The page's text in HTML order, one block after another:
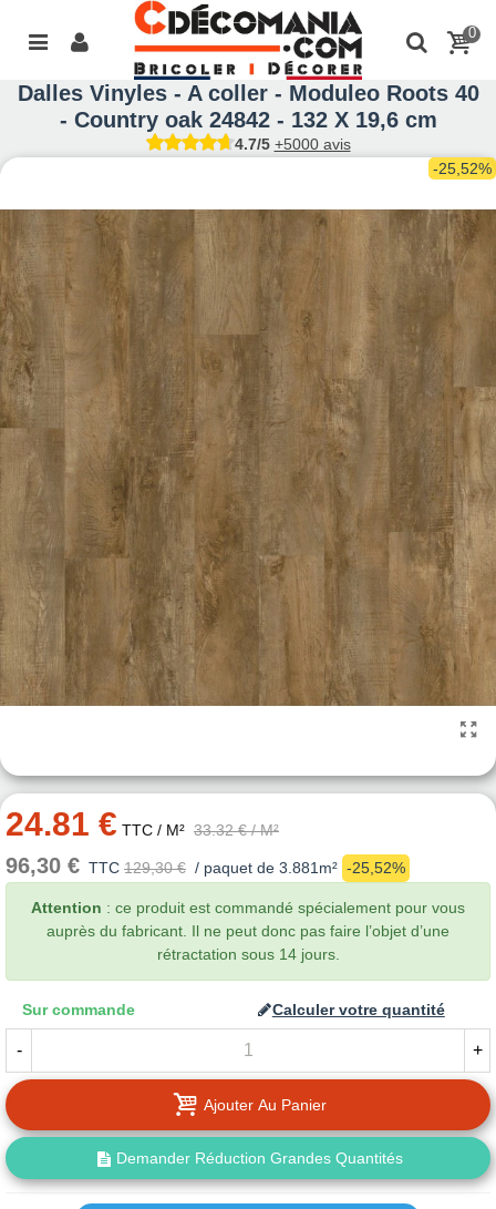
0
Dalles Vinyles - A coller - Moduleo Roots 40
- Country oak 24842 - 132 X 19,6 cm
4.7/5 +5000 avis
-25,52%
24.81 € TTC / M² 33.32 € / M²
96,30 € TTC 129,30 € / paquet de 3.881m² -25,52%
Attention : ce produit est commandé spécialement pour vous
auprès du fabricant. Il ne peut donc pas faire l’objet d’une
rétractation sous 14 jours.
Sur commande Calculer votre quantité
- +
Ajouter Au Panier
Demander Réduction Grandes Quantités